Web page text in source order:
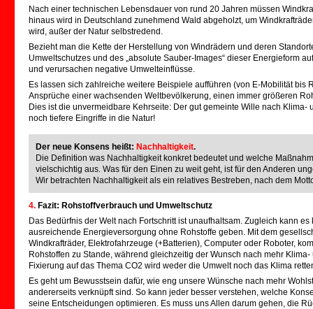
Nach einer technischen Lebensdauer von rund 20 Jahren müssen
hinaus wird in Deutschland zunehmend Wald abgeholzt, um
wird, außer der Natur selbstredend.
Bezieht man die Kette der Herstellung von Windrädern und deren
Umweltschutzes und des „absolute Sauber-Images“ dieser Energieform
und verursachen negative Umwelteinflüsse.
Es lassen sich zahlreiche weitere Beispiele aufführen (von E-Mobilität bis
Ansprüche einer wachsenden Weltbevölkerung, einen immer größeren
Dies ist die unvermeidbare Kehrseite: Der gut gemeinte Wille nach
noch tiefere Eingriffe in die Natur!
Der neue Konsens heißt: Nachhaltigkeit.
Die Definition was Nachhaltigkeit konkret bedeutet und welche
vielschichtig aus. Was für den Einen zu weit geht, ist für den Anderen
Wir betrachten Nachhaltigkeit als ein relatives Bestreben, nach dem
4. Fazit: Rohstoffverbrauch und Umweltschutz
Das Bedürfnis der Welt nach Fortschritt ist unaufhaltsam. Zugleich kann
ausreichende Energieversorgung ohne Rohstoffe geben. Mit dem
Windkrafträder, Elektrofahrzeuge (+Batterien), Computer oder Roboter,
Rohstoffen zu Stande, während gleichzeitig der Wunsch nach mehr
Fixierung auf das Thema CO2 wird weder die Umwelt noch das Klima
Es geht um Bewusstsein dafür, wie eng unsere Wünsche nach mehr
andererseits verknüpft sind. So kann jeder besser verstehen, welche
seine Entscheidungen optimieren. Es muss uns Allen darum gehen, die